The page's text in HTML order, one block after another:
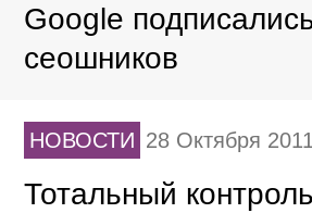
Google
сеошников
НОВОСТИ 28 Октября
Тотальный